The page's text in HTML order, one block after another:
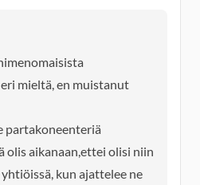
mieltä, en muistanut
partakoneenteriä
olis aikanaan,ettei olisi niin
kun ajattelee ne